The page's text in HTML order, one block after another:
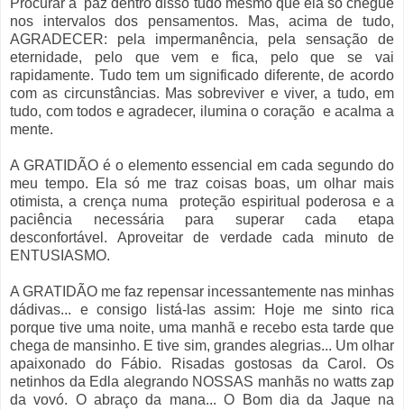
Procurar a paz dentro disso tudo mesmo que ela só chegue
nos intervalos dos pensamentos. Mas, acima de tudo,
AGRADECER: pela impermanência, pela sensação de
eternidade, pelo que vem e fica, pelo que se vai
rapidamente. Tudo tem um significado diferente, de acordo
com as circunstâncias. Mas sobreviver e viver, a tudo, em
tudo, com todos e agradecer, ilumina o coração e acalma a
mente.
A GRATIDÃO é o elemento essencial em cada segundo do
meu tempo. Ela só me traz coisas boas, um olhar mais
otimista, a crença numa
proteção espiritual poderosa e a
paciência necessária para superar cada etapa
desconfortável. Aproveitar de verdade cada minuto de
ENTUSIASMO.
A GRATIDÃO me faz repensar incessantemente nas minhas
dádivas... e consigo listá-las assim: Hoje me sinto rica
porque tive uma noite, uma manhã e recebo esta tarde que
chega de mansinho. E tive sim, grandes alegrias... Um olhar
apaixonado do Fábio. Risadas gostosas da Carol. Os
netinhos da Edla alegrando NOSSAS manhãs no watts zap
da vovó. O abraço da mana... O Bom dia da Jaque na